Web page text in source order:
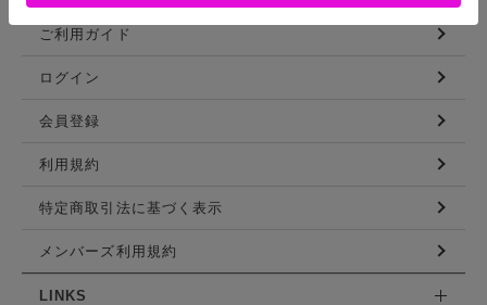
ご利用ガイド
ログイン
会員登録
利用規約
特定商取引法に基づく表示
メンバーズ利用規約
LINKS